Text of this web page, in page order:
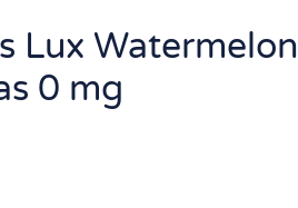
Lux Watermelon
0 mg